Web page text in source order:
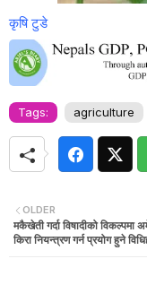
कृषि टुडे
Tags: agriculture
OLDER
मकैखेती गर्दा विषादीको विकल्पमा
किरा नियन्त्रण गर्न प्रयोग हुने